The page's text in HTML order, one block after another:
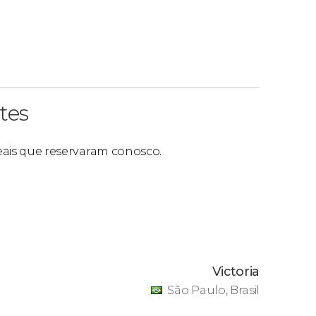
neste documento .
no trem Hogwarts Express, que já é
na sua primeira viagem a Hogwarts.
que reservaram conosco.
Victoria
São Paulo, Brasil